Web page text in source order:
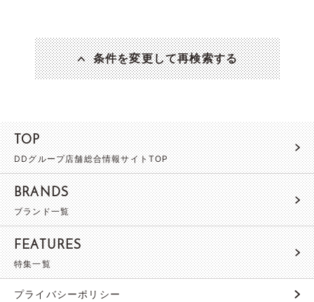
条件を変更して再検索する
TOP
DDグループ店舗総合情報サイトTOP
BRANDS
ブランド一覧
FEATURES
特集一覧
プライバシーポリシー